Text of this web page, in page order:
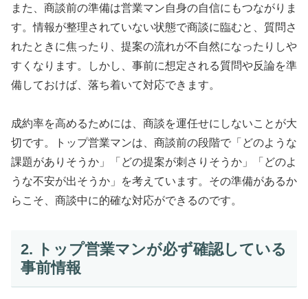
また、商談前の準備は営業マン自身の自信にもつながりま
す。情報が整理されていない状態で商談に臨むと、質問さ
れたときに焦ったり、提案の流れが不自然になったりしや
すくなります。しかし、事前に想定される質問や反論を準
備しておけば、落ち着いて対応できます。
成約率を高めるためには、商談を運任せにしないことが大
切です。トップ営業マンは、商談前の段階で「どのような
課題がありそうか」「どの提案が刺さりそうか」「どのよ
うな不安が出そうか」を考えています。その準備があるか
らこそ、商談中に的確な対応ができるのです。
2. トップ営業マンが必ず確認している
事前情報